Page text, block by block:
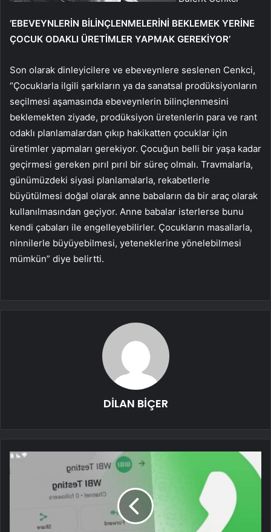
‘EBEVEYNLERİN BİLİNÇLENMELERİNİ BEKLEMEK YERİNE
ÇOCUK ODAKLI ÜRETİMLER YAPMAK GEREKİYOR’
Son olarak dinleyicilere ve ebeveynlere seslenen Cenkci,
“Çocuklarla ilgili şarkıların ya da sanatsal prodüksiyonların
seçilmesi aşamasında ebeveynlerin bilinçlenmesini
beklemekten ziyade, prodüksiyon üretenlerin para ve rant
odaklı planlamalardan çıkıp hakikatten çocuklar için
üretimler yapmaları gerekiyor. Çocuğun belli bir yaşa kadar
geçirmesi gereken pırıl pırıl bir süreç olmalı. Travmalarla,
günümüzdeki siyasi planlamalarla, rekabetlerle
büyütülmesi doğal olarak anne babaların da bir araç olarak
kullanılmasından geçiyor. Anne babalar isterlerse bunu
kendi çabaları ile engelleyebilirler. Çocukların masallarla,
ninnilerle büyüyebilmesi, yeteneklerine yönelebilmesi
mümkün” diye belirtti.
DİLAN BİÇER